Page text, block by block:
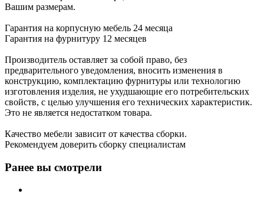
Вашим размерам.
Гарантия на корпусную мебель 24 месяца
Гарантия на фурнитуру 12 месяцев
Производитель оставляет за собой право, без
предварительного уведомления, вносить изменения в
конструкцию, комплектацию фурнитуры или технологию
изготовления изделия, не ухудшающие его потребительских
свойств, с целью улучшения его технических характеристик.
Это не является недостатком товара.
Качество мебели зависит от качества сборки.
Рекомендуем доверить сборку специалистам
Ранее вы смотрели